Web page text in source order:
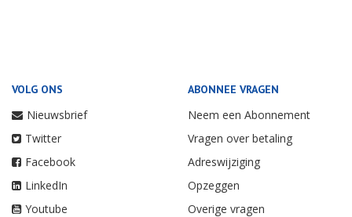
VOLG ONS
Nieuwsbrief
Twitter
Facebook
LinkedIn
Youtube
ABONNEE VRAGEN
Neem een Abonnement
Vragen over betaling
Adreswijziging
Opzeggen
Overige vragen